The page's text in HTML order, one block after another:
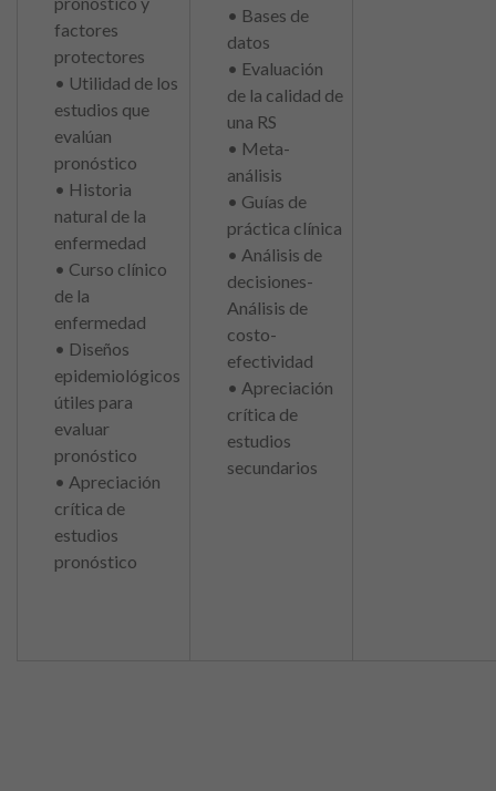
factores
protectores
• Utilidad de los
estudios que
evalúan
pronóstico
• Historia
natural de la
enfermedad
• Curso clínico
de la
enfermedad
• Diseños
epidemiológicos
útiles para
evaluar
pronóstico
• Apreciación
crítica de
estudios
pronóstico
• Bases de
datos
• Evaluación
de la calidad de
una RS
• Meta-
análisis
• Guías de
práctica clínica
• Análisis de
decisiones-
Análisis de
costo-
efectividad
• Apreciación
crítica de
estudios
secundarios